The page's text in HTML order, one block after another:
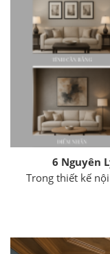
6 Nguyên
Trong thiết kế